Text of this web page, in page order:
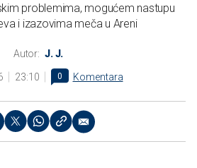
problemima, mogućem nastupu
i izazovima meča u Areni
Autor: J. J.
23:10 0 Komentara